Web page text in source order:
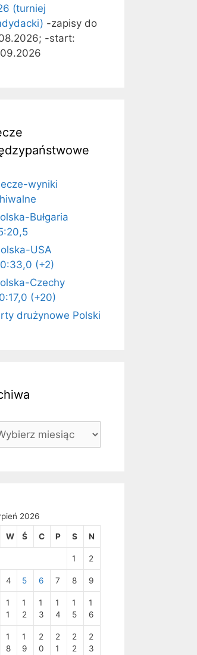
(turniej
-zapisy do
-start:
wyniki
Bułgaria
USA
(+2)
Czechy
(+20)
drużynowe Polski
2026
W Ś C P S N
1 2
4 5 6 7 8 9
1
1
1
2
1
3
1
4
1
5
1
6
1
8
1
9
2
0
2
1
2
2
2
3